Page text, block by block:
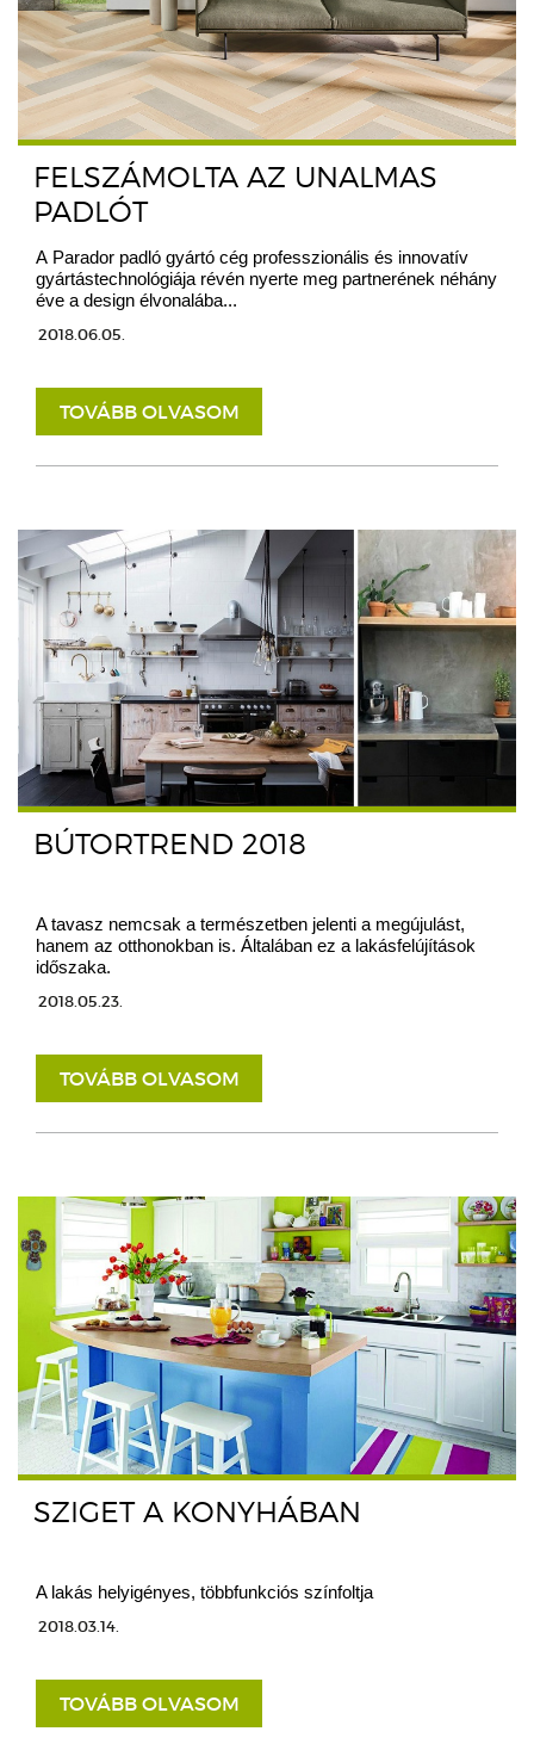
FELSZÁMOLTA AZ UNALMAS
PADLÓT
A Parador padló gyártó cég professzionális és innovatív
gyártástechnológiája révén nyerte meg partnerének néhány
éve a design élvonalába...
2018.06.05.
TOVÁBB OLVASOM
BÚTORTREND 2018
A tavasz nemcsak a természetben jelenti a megújulást,
hanem az otthonokban is. Általában ez a lakásfelújítások
időszaka.
2018.05.23.
TOVÁBB OLVASOM
SZIGET A KONYHÁBAN
A lakás helyigényes, többfunkciós színfoltja
2018.03.14.
TOVÁBB OLVASOM